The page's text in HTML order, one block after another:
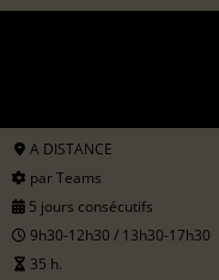
A DISTANCE
par Teams
5 jours consécutifs
9h30-12h30 / 13h30-17h30
35 h.